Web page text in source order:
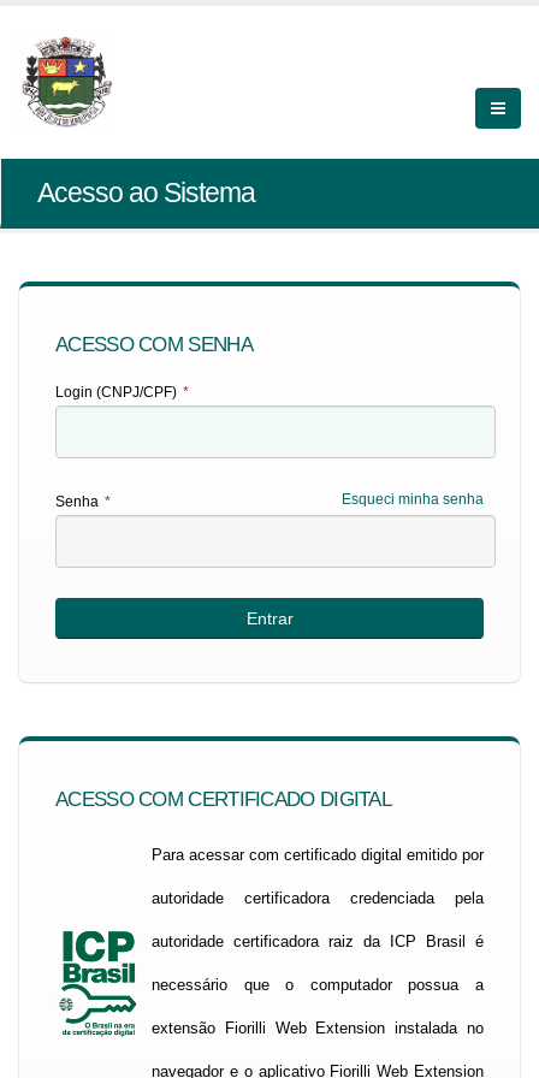
Acesso ao Sistema
ACESSO COM SENHA
Login (CNPJ/CPF) *
Esqueci minha senha
Senha *
ACESSO COM CERTIFICADO DIGITAL
Para acessar com certificado digital emitido por
autoridade certificadora credenciada pela
autoridade certificadora raiz da ICP Brasil é
necessário que o computador possua a
extensão Fiorilli Web Extension instalada no
navegador e o aplicativo Fiorilli Web Extension